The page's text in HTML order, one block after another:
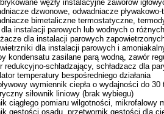
węzły instalacyjne zaworów
dzwonowe, odwadniacze
bimetaliczne termostatyczne,
instalacji parowych lub wodnych o
dla instalacji parowych
dla instalacji parowych i
kondensatu zasilane parą wodną, zawór
redukcyjno-schładzający, schładzacz dla
temperatury bespośredniego działania
wymiennik ciepła o wydajności do 30
siłownik liniowy (brak wybiegu)
ciągłego pomiaru wilgotności,
gęstości osadu, przetwornik gęstości dla